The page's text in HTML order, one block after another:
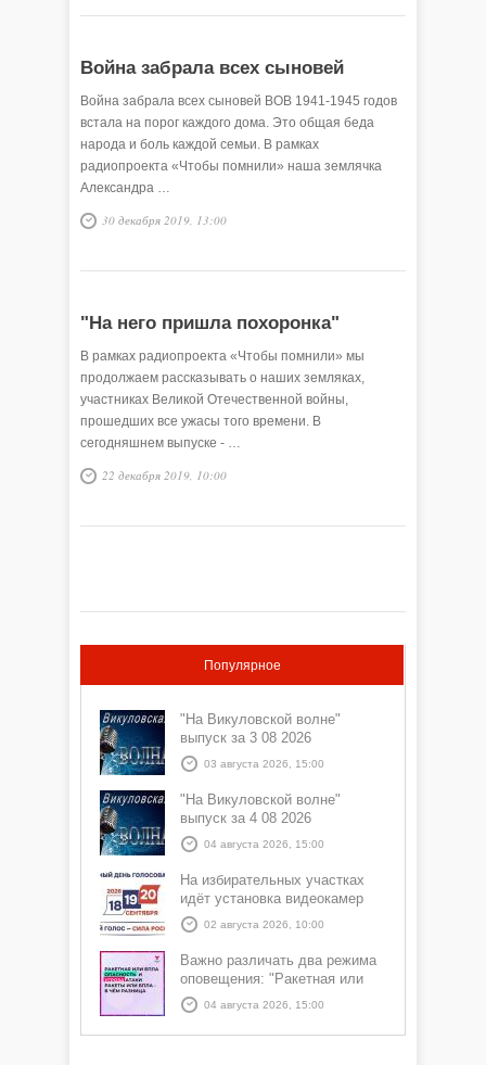
Война забрала всех сыновей
Война забрала всех сыновей ВОВ 1941-1945 годов
встала на порог каждого дома. Это общая беда
народа и боль каждой семьи. В рамках
радиопроекта «Чтобы помнили» наша землячка
Александра …
30 декабря 2019, 13:00
"На него пришла похоронка"
В рамках радиопроекта «Чтобы помнили» мы
продолжаем рассказывать о наших земляках,
участниках Великой Отечественной войны,
прошедших все ужасы того времени. В
сегодняшнем выпуске - …
22 декабря 2019, 10:00
Популярное
"На Викуловской волне"
выпуск за 3 08 2026
03 августа 2026, 15:00
"На Викуловской волне"
выпуск за 4 08 2026
04 августа 2026, 15:00
На избирательных участках
идёт установка видеокамер
02 августа 2026, 10:00
Важно различать два режима
оповещения: "Ракетная или
БПЛА опасность" и "Угроза
атаки ракеты или БПЛА"
04 августа 2026, 15:00